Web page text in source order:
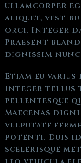
ullamcorper
aliquet,
orci. Integer
Praesent
dignissim
Etiam eu varius
Integer tellus
pellentesque
Maecenas
vulputate
potenti. Duis id
scelerisque